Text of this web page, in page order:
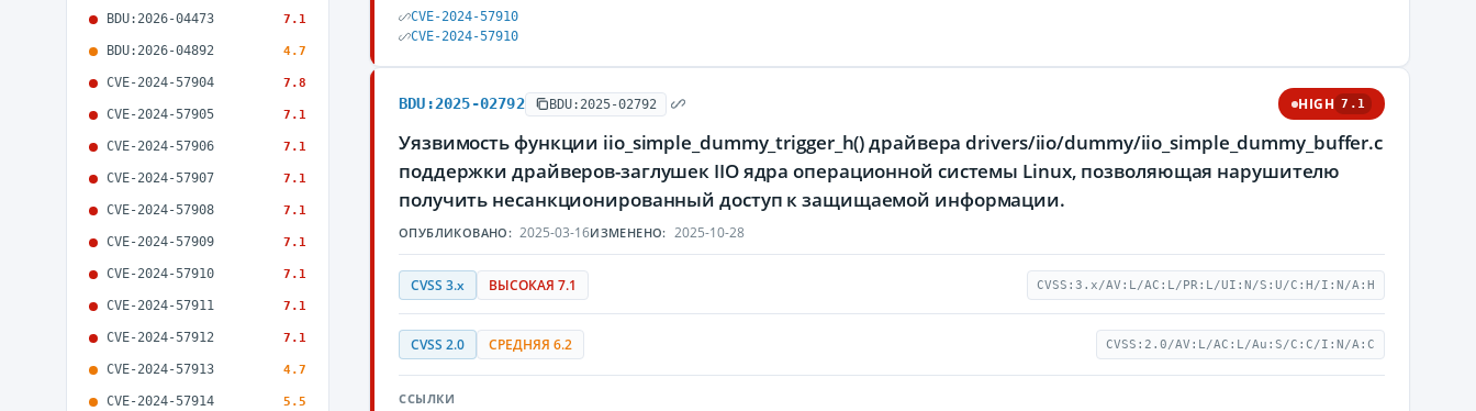
BDU:2026-04473 7.1
BDU:2026-04892 4.7
CVE-2024-57904 7.8
CVE-2024-57905 7.1
CVE-2024-57906 7.1
CVE-2024-57907 7.1
CVE-2024-57908 7.1
CVE-2024-57909 7.1
CVE-2024-57910 7.1
CVE-2024-57911 7.1
CVE-2024-57912 7.1
CVE-2024-57913 4.7
CVE-2024-57914 5.5
CVE-2024-57910
CVE-2024-57910
BDU:2025-02792 BDU:2025-02792 HIGH 7.1
Уязвимость функции iio_simple_dummy_trigger_h() драйвера drivers/iio/dummy/iio_simple_dummy_buffer.c
поддержки драйверов-заглушек IIO ядра операционной системы Linux, позволяющая нарушителю
получить несанкционированный доступ к защищаемой информации.
ОПУБЛИКОВАНО: 2025-03-16ИЗМЕНЕНО: 2025-10-28
CVSS 3.x ВЫСОКАЯ 7.1 CVSS:3.x/AV:L/AC:L/PR:L/UI:N/S:U/C:H/I:N/A:H
CVSS 2.0 СРЕДНЯЯ 6.2 CVSS:2.0/AV:L/AC:L/Au:S/C:C/I:N/A:C
ССЫЛКИ